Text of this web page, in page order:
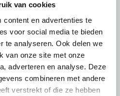
van cookies
content en advertenties te
voor social media te bieden
te analyseren. Ook delen we
van onze site met onze
adverteren en analyse. Deze
combineren met andere
verstrekt of die ze hebben